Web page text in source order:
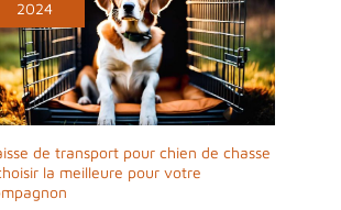
2024
de transport pour chien de chasse
la meilleure pour votre